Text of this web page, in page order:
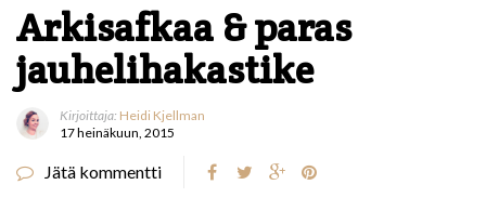
Arkisafkaa & paras
jauhelihakastike
Kirjoittaja: Heidi Kjellman
17 heinäkuun, 2015
Jätä kommentti